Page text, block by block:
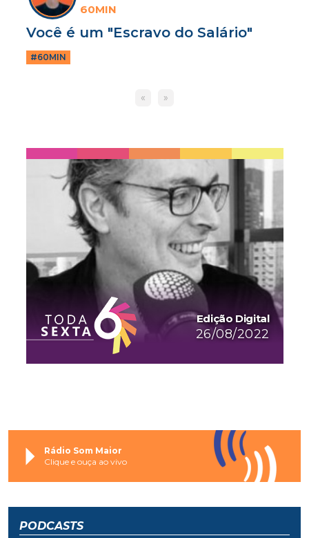
60MIN
Você é um "Escravo do Salário"
#60MIN
« »
Edição Digital
26/08/2022
Rádio Som Maior
Clique e ouça ao vivo
PODCASTS